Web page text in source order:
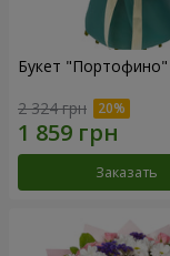
Букет "Портофино"
2 324 грн
Заказать